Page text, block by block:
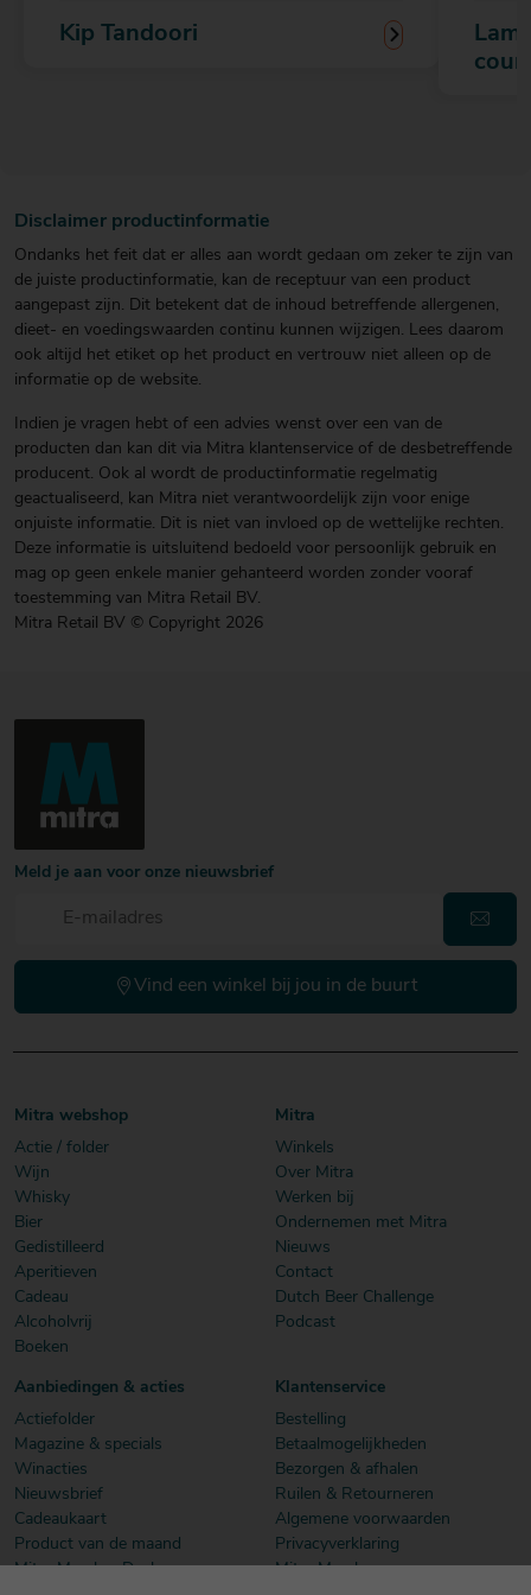
Kip Tandoori
Disclaimer productinformatie
Ondanks het feit dat er alles aan wordt gedaan om zeker te zijn van
de juiste productinformatie, kan de receptuur van een product
aangepast zijn. Dit betekent dat de inhoud betreffende allergenen,
dieet- en voedingswaarden continu kunnen wijzigen. Lees daarom
ook altijd het etiket op het product en vertrouw niet alleen op de
informatie op de website.
Indien je vragen hebt of een advies wenst over een van de
producten dan kan dit via Mitra klantenservice of de desbetreffende
producent. Ook al wordt de productinformatie regelmatig
geactualiseerd, kan Mitra niet verantwoordelijk zijn voor enige
onjuiste informatie. Dit is niet van invloed op de wettelijke rechten.
Deze informatie is uitsluitend bedoeld voor persoonlijk gebruik en
mag op geen enkele manier gehanteerd worden zonder vooraf
toestemming van Mitra Retail BV.
Mitra Retail BV © Copyright 2026
Meld je aan voor onze nieuwsbrief
Vind een winkel bij jou in de buurt
Mitra webshop
Actie / folder
Wijn
Whisky
Bier
Gedistilleerd
Aperitieven
Cadeau
Alcoholvrij
Boeken
Mitra
Winkels
Over Mitra
Werken bij
Ondernemen met Mitra
Nieuws
Contact
Dutch Beer Challenge
Podcast
Aanbiedingen & acties
Actiefolder
Magazine & specials
Winacties
Nieuwsbrief
Cadeaukaart
Product van de maand
Mitra Member Deals
Klantenservice
Bestelling
Betaalmogelijkheden
Bezorgen & afhalen
Ruilen & Retourneren
Algemene voorwaarden
Privacyverklaring
Mitra Members